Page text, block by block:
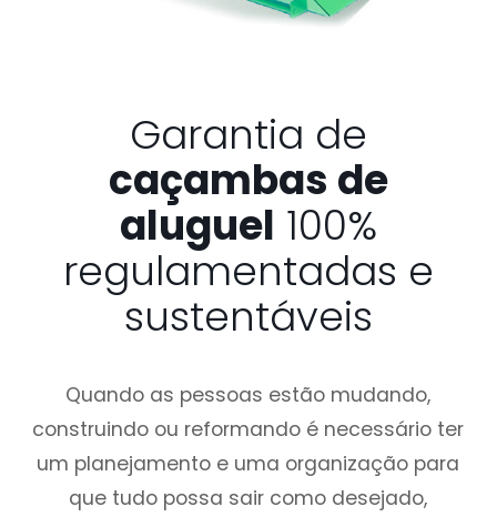
Garantia de
caçambas de
aluguel 100%
regulamentadas e
sustentáveis
Quando as pessoas estão mudando,
construindo ou reformando é necessário ter
um planejamento e uma organização para
que tudo possa sair como desejado,